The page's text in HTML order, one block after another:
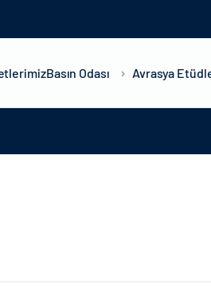
Basın Odası Avrasya